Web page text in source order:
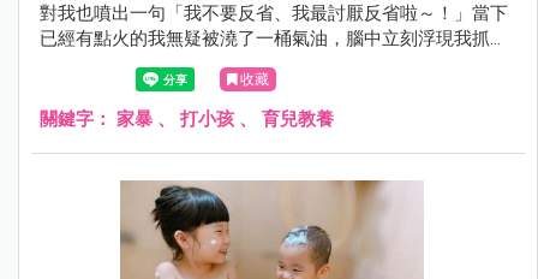
對我也噴出一句「我不要反省、我最討厭反省啦～！」當下
已經有點火的我無疑被澆了一桶氣油，腦中立刻浮現我抓起
她賞了兩巴掌的畫面，但⋯我忍下來了！我不發一語走到廚
房，然後喝了一杯水再走出來...
收藏
關鍵字： 家暴 、 打小孩 、 育兒教養